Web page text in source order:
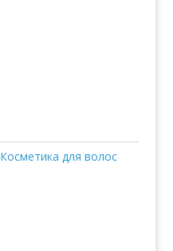
Косметика для волос